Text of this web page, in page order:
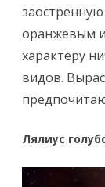
оранжевым
характеру
видов.
Лялиус